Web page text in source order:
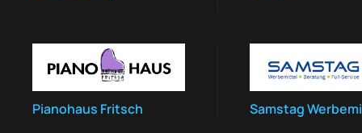
Pianohaus Fritsch Samstag